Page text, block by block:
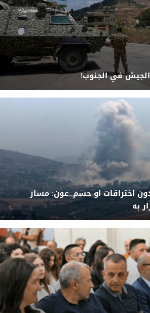
في الجنوب!
اختراقات او حسم..عون: مسار
به